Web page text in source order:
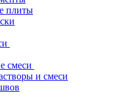
плиты
смеси
и смеси